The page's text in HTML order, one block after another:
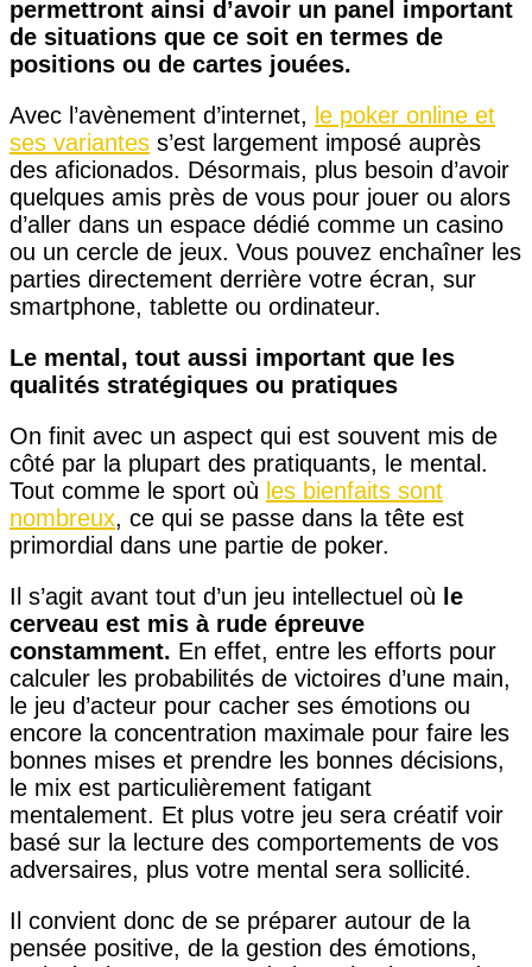
permettront ainsi d’avoir un panel important
de situations que ce soit en termes de
positions ou de cartes jouées.
Avec l’avènement d’internet, le poker online et
ses variantes s’est largement imposé auprès
des aficionados. Désormais, plus besoin d’avoir
quelques amis près de vous pour jouer ou alors
d’aller dans un espace dédié comme un casino
ou un cercle de jeux. Vous pouvez enchaîner les
parties directement derrière votre écran, sur
smartphone, tablette ou ordinateur.
Le mental, tout aussi important que les
qualités stratégiques ou pratiques
On finit avec un aspect qui est souvent mis de
côté par la plupart des pratiquants, le mental.
Tout comme le sport où les bienfaits sont
nombreux, ce qui se passe dans la tête est
primordial dans une partie de poker.
Il s’agit avant tout d’un jeu intellectuel où le
cerveau est mis à rude épreuve
constamment. En effet, entre les efforts pour
calculer les probabilités de victoires d’une main,
le jeu d’acteur pour cacher ses émotions ou
encore la concentration maximale pour faire les
bonnes mises et prendre les bonnes décisions,
le mix est particulièrement fatigant
mentalement. Et plus votre jeu sera créatif voir
basé sur la lecture des comportements de vos
adversaires, plus votre mental sera sollicité.
Il convient donc de se préparer autour de la
pensée positive, de la gestion des émotions,